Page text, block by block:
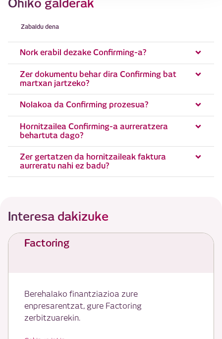
Ohiko galderak
Zabaldu dena
Nork erabil dezake Confirming-a?
Zer dokumentu behar dira Confirming bat
martxan jartzeko?
Nolakoa da Confirming prozesua?
Hornitzailea Confirming-a aurreratzera
behartuta dago?
Zer gertatzen da hornitzaileak faktura
aurreratu nahi ez badu?
Interesa dakizuke
Factoring
Berehalako finantziazioa zure
enpresarentzat, gure Factoring
zerbitzuarekin.